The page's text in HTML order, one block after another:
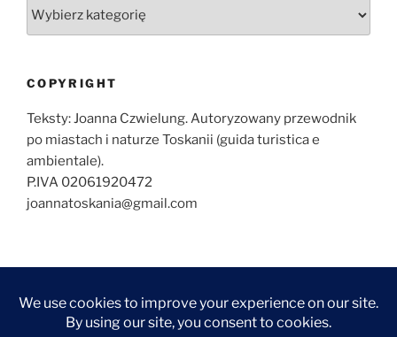
COPYRIGHT
Teksty: Joanna Czwielung. Autoryzowany przewodnik
po miastach i naturze Toskanii (guida turistica e
ambientale).
P.IVA 02061920472
joannatoskania@gmail.com
O
ZWIEDZANIEZWIEDZANIEWYCIECZKIKONTAKTNAJCZĘŚCIEJ